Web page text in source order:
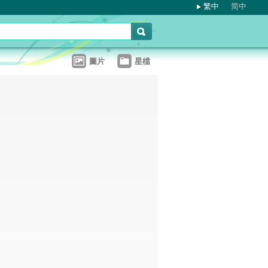
繁中 简中
圖片 星檔